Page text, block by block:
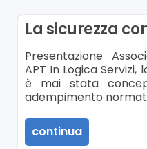
La sicurezza
Presentazione
APT In Logica Servizi,
è mai stata
adempimento
continua